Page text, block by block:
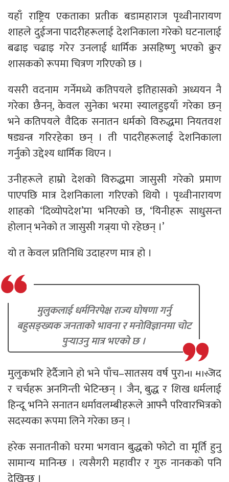
यहाँ राष्ट्रिय एकताका प्रतीक बडामहाराज पृथ्वीनारायण
शाहले दुईजना पादरीहरूलाई देशनिकाला गरेको घटनालाई
बढाइ चढाइ गरेर उनलाई धार्मिक असहिष्णु भएको क्रुर
शासकको रूपमा चित्रण गरिएको छ ।
यसरी वदनाम गर्नेमध्ये कतिपयले इतिहासको अध्ययन नै
गरेका छैनन्, केवल सुनेका भरमा स्यालहुइयाँ गरेका छन्
भने कतिपयले वैदिक सनातन धर्मको विरुद्धमा नियतवश
षड्यन्त्र गरिरहेका छन् । ती पादरीहरूलाई देशनिकाला
गर्नुको उद्देश्य धार्मिक थिएन ।
उनीहरूले हाम्रो देशको विरुद्धमा जासुसी गरेको प्रमाण
पाएपछि मात्र देशनिकाला गरिएको थियोे । पृथ्वीनारायण
शाहको ‘दिव्योपदेश’मा भनिएको छ, ‘यिनीहरू साधुसन्त
होलान् भनेको त जासुसी गन्र्या पो रहेछन् ।’
यो त केवल प्रतिनिधि उदाहरण मात्र हो ।
मुलुकलाई धर्मनिरपेक्ष राज्य घोषणा गर्नु
बहुसङ्ख्यक जनताको भावना र मनोविज्ञानमा चोट
पुर्‍याउनु मात्र भएको छ ।
मुलुकभरि हेर्दैजाने हो भने पाँच–सातसय वर्ष पुराना मस्जिद
र चर्चहरू अनगिन्ती भेटिन्छन् । जैन, बुद्ध र शिख धर्मलाई
हिन्दू भनिने सनातन धर्मावलम्बीहरूले आफ्नै परिवारभित्रको
सदस्यका रूपमा लिने गरेका छन् ।
हरेक सनातनीको घरमा भगवान बुद्धको फोटो वा मूर्ति हुनु
सामान्य मानिन्छ । त्यसैगरी महावीर र गुरु नानकको पनि